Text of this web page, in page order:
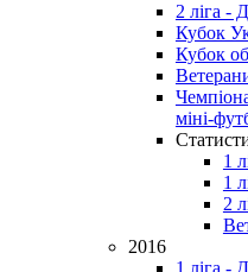
2 ліга -
Кубок
Кубок
міні-
1
1
2
2016
1 ліга -